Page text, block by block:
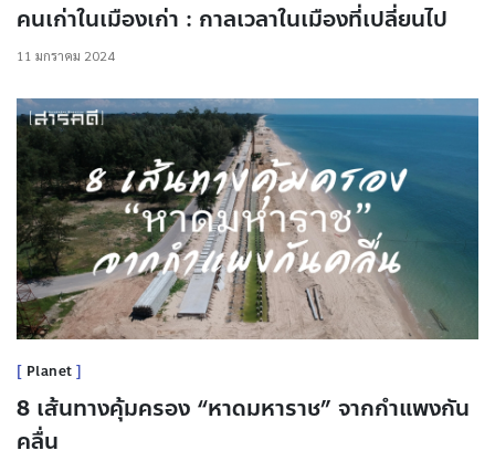
คนเก่าในเมืองเก่า : กาลเวลาในเมืองที่เปลี่ยนไป
11 มกราคม 2024
Planet
8 เส้นทางคุ้มครอง “หาดมหาราช” จากกำแพงกัน
คลื่น